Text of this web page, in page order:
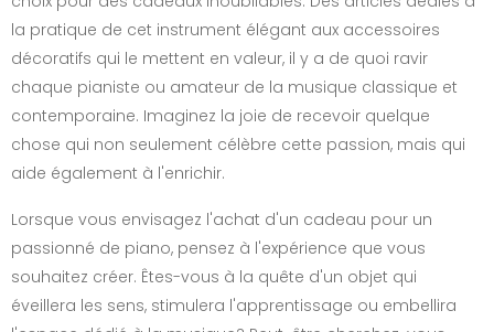
la pratique de cet instrument élégant aux accessoires
décoratifs qui le mettent en valeur, il y a de quoi ravir
chaque pianiste ou amateur de la musique classique et
contemporaine. Imaginez la joie de recevoir quelque
chose qui non seulement célèbre cette passion, mais qui
aide également à l'enrichir.
Lorsque vous envisagez l'achat d'un cadeau pour un
passionné de piano, pensez à l'expérience que vous
souhaitez créer. Êtes-vous à la quête d'un objet qui
éveillera les sens, stimulera l'apprentissage ou embellira